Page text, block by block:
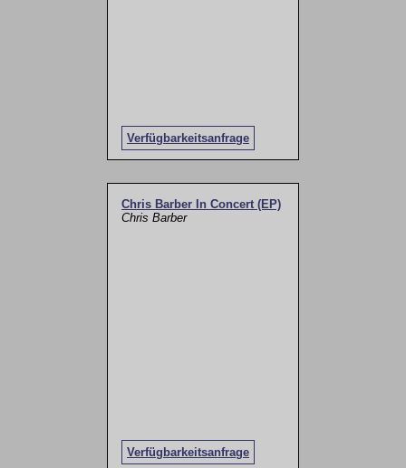
Verfügbarkeitsanfrage
Chris Barber In Concert (EP)
Chris Barber
Verfügbarkeitsanfrage